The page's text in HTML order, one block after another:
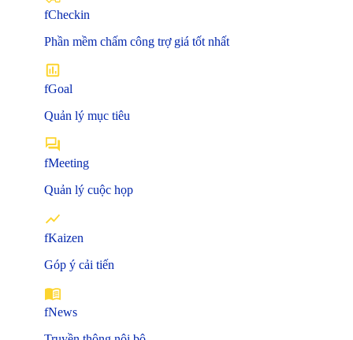
fCheckin
Phần mềm chấm công trợ giá tốt nhất
fGoal
Quản lý mục tiêu
fMeeting
Quản lý cuộc họp
fKaizen
Góp ý cải tiến
fNews